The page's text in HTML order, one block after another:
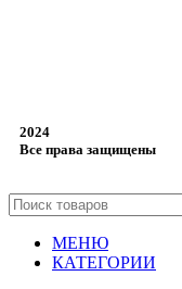
2024
Все права защищены
МЕНЮ
КАТЕГОРИИ